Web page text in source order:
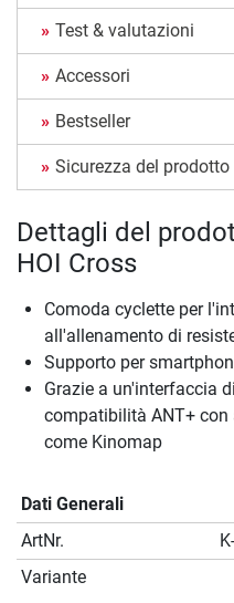
Test & valutazioni
Accessori
Bestseller
Sicurezza del prodotto
Dettagli del
HOI Cross
Comoda cyclette per
all'allenamento di
Supporto per
Grazie a un'interfaccia
compatibilità ANT+
come Kinomap
Dati Generali
ArtNr.
Variante